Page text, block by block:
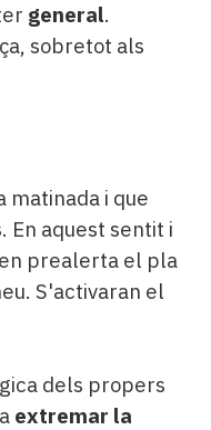
general.
sobretot als
matinada i que
. En aquest sentit i
prealerta el pla
S'activaran el
dels propers
extremar la